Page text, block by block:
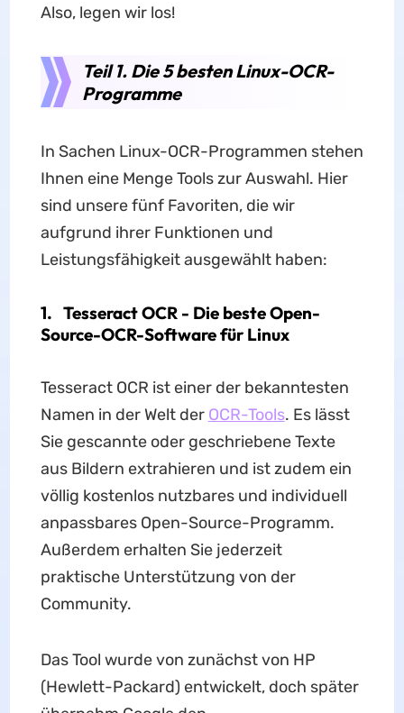
Also, legen wir los!
Teil 1. Die 5 besten Linux-OCR-
Programme
In Sachen Linux-OCR-Programmen stehen
Ihnen eine Menge Tools zur Auswahl. Hier
sind unsere fünf Favoriten, die wir
aufgrund ihrer Funktionen und
Leistungsfähigkeit ausgewählt haben:
1. Tesseract OCR - Die beste Open-
Source-OCR-Software für Linux
Tesseract OCR ist einer der bekanntesten
Namen in der Welt der OCR-Tools. Es lässt
Sie gescannte oder geschriebene Texte
aus Bildern extrahieren und ist zudem ein
völlig kostenlos nutzbares und individuell
anpassbares Open-Source-Programm.
Außerdem erhalten Sie jederzeit
praktische Unterstützung von der
Community.
Das Tool wurde von zunächst von HP
(Hewlett-Packard) entwickelt, doch später